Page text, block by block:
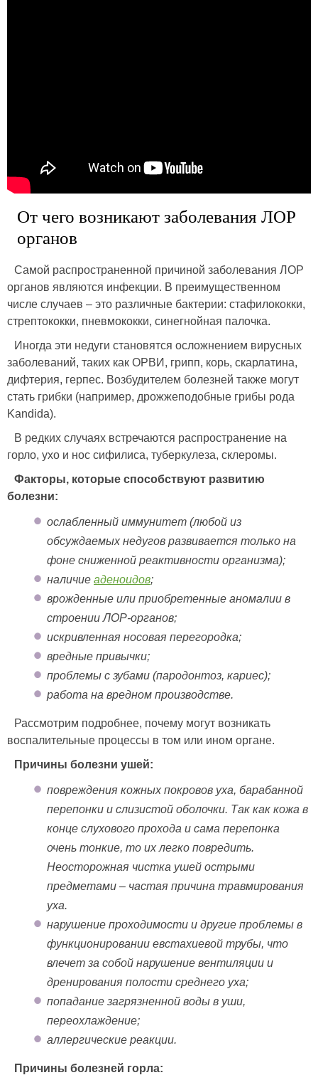
От чего возникают заболевания ЛОР
органов
Самой распространенной причиной заболевания ЛОР
органов являются инфекции. В преимущественном
числе случаев – это различные бактерии: стафилококки,
стрептококки, пневмококки, синегнойная палочка.
Иногда эти недуги становятся осложнением вирусных
заболеваний, таких как ОРВИ, грипп, корь, скарлатина,
дифтерия, герпес. Возбудителем болезней также могут
стать грибки (например, дрожжеподобные грибы рода
Kandida).
В редких случаях встречаются распространение на
горло, ухо и нос сифилиса, туберкулеза, склеромы.
Факторы, которые способствуют развитию
болезни:
ослабленный иммунитет (любой из
обсуждаемых недугов развивается только на
фоне сниженной реактивности организма);
наличие аденоидов;
врожденные или приобретенные аномалии в
строении ЛОР-органов;
искривленная носовая перегородка;
вредные привычки;
проблемы с зубами (пародонтоз, кариес);
работа на вредном производстве.
Рассмотрим подробнее, почему могут возникать
воспалительные процессы в том или ином органе.
Причины болезни ушей:
повреждения кожных покровов уха, барабанной
перепонки и слизистой оболочки. Так как кожа в
конце слухового прохода и сама перепонка
очень тонкие, то их легко повредить.
Неосторожная чистка ушей острыми
предметами – частая причина травмирования
уха.
нарушение проходимости и другие проблемы в
функционировании евстахиевой трубы, что
влечет за собой нарушение вентиляции и
дренирования полости среднего уха;
попадание загрязненной воды в уши,
переохлаждение;
аллергические реакции.
Причины болезней горла: